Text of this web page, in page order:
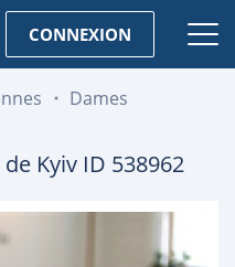
CONNEXION
Dames
de Kyiv ID 538962